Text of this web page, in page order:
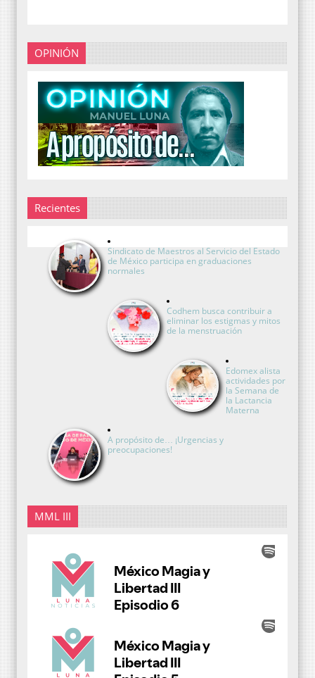
OPINIÓN
Recientes
Sindicato de Maestros al Servicio del Estado
de México participa en graduaciones
normales
Codhem busca contribuir a
eliminar los estigmas y mitos
de la menstruación
Edomex alista
actividades por
la Semana de
la Lactancia
Materna
A propósito de… ¡Urgencias y
preocupaciones!
MML III